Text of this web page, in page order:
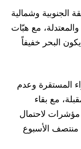
الجنوبية وشمالية
مع هبّات
البحر خفيفاً
المستقرة وعدم
مع بقاء
لاحتمال
الأسبوع